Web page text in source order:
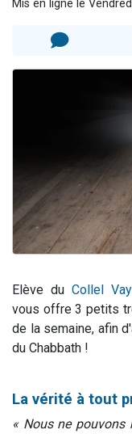
Mis en ligne le
Elève duCollel
vous offre 3 petits
de la semaine, afin
du Chabbath !
La vérité à tout
« Nous ne pouvons